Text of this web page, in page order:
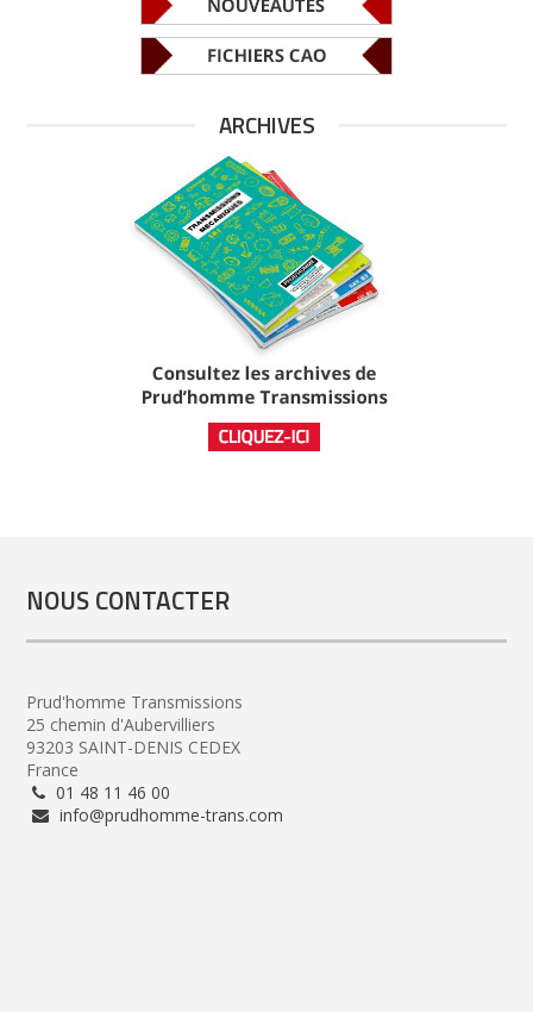
ARCHIVES
NOUS CONTACTER
Prud'homme Transmissions
25 chemin d'Aubervilliers
93203 SAINT-DENIS CEDEX
France
01 48 11 46 00
info@prudhomme-trans.com